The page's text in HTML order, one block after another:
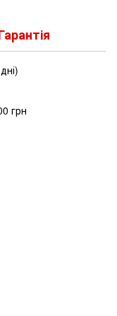
грн